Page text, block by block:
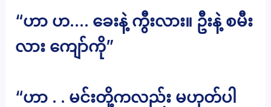
“ဟာ ဟ…. ခေးနဲ့ ကွီးလား။ ဦးနဲ့ စမီး
လား ကျော်ကို”
“ဟာ . . မင်းတို့ကလည်း မဟုတ်ပါ